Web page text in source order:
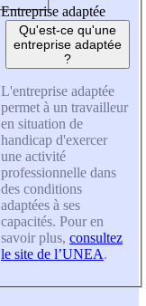
Entreprise adaptée
Qu'est-ce qu'une
entreprise adaptée
?
L'entreprise adaptée
permet à un travailleur
en situation de
handicap d'exercer
une activité
professionnelle dans
des conditions
adaptées à ses
capacités. Pour en
savoir plus, consultez
le site de l’UNEA.